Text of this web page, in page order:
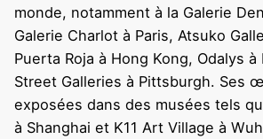
monde, notamment à la Galerie
Galerie Charlot à Paris, Atsuko
Puerta Roja à Hong Kong, Odalys
Street Galleries à Pittsburgh. Ses
exposées dans des musées tels
à Shanghai et K11 Art Village à